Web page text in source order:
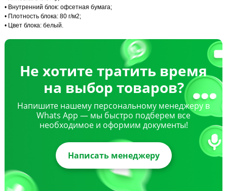
• Внутренний блок: офсетная бумага;
• Плотность блока: 80 г/м2;
• Цвет блока: белый.
Не хотите тратить время
на выбор товаров?
Напишите нашему персональному менеджеру в
Whats App — мы быстро подберем все
необходимое и оформим документы!
Написать менеджеру